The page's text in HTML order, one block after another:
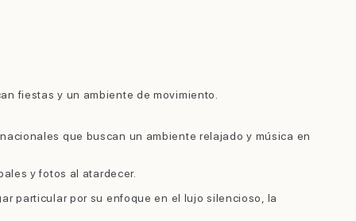
fiestas y un ambiente de movimiento.
que buscan un ambiente relajado y música en
y fotos al atardecer.
particular por su enfoque en el lujo silencioso, la